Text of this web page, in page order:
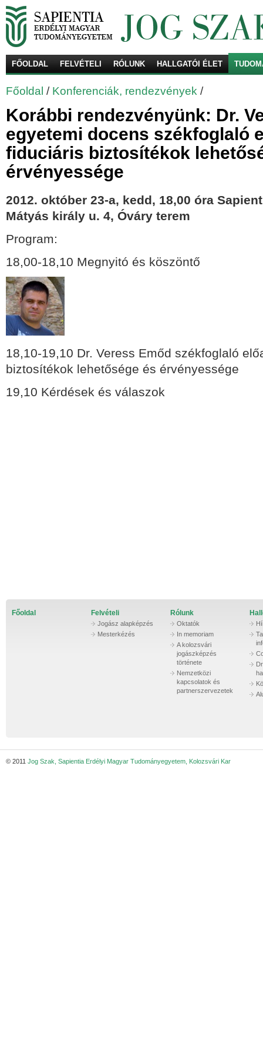
FŐOLDAL FELVÉTELI RÓLUNK HALLGATÓI ÉLET
Főoldal / Konferenciák, rendezvények /
Korábbi rendezvényünk: Dr.
egyetemi docens székfoglaló
fiduciáris biztosítékok
érvényessége
2012. október 23-a, kedd, 18,00 óra
Mátyás király u. 4, Óváry terem
Program:
18,00-18,10 Megnyitó és köszöntő
18,10-19,10 Dr. Veress Emőd székfoglaló
biztosítékok lehetősége és érvényessége
19,10 Kérdések és válaszok
Főoldal Felvételi
Jogász alapképzés
Mesterkézés
Rólunk
Oktatók
In memoriam
A kolozsvári
jogászképzés
története
Nemzetközi
kapcsolatok és
partnerszervezetek
© 2011 Jog Szak, Sapientia Erdélyi Magyar Tudományegyetem, Kolozsvári Kar